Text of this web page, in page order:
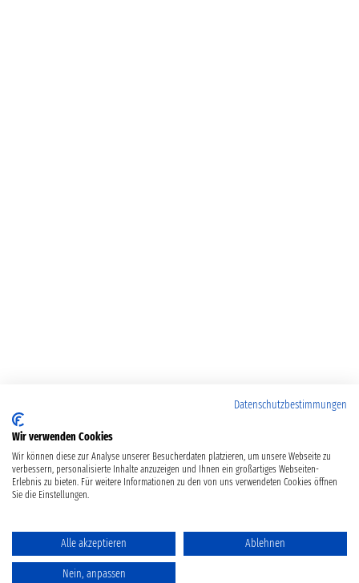
Datenschutzbestimmungen
Wir verwenden Cookies
Wir können diese zur Analyse unserer Besucherdaten platzieren, um unsere Webseite zu
verbessern, personalisierte Inhalte anzuzeigen und Ihnen ein großartiges Webseiten-
Erlebnis zu bieten. Für weitere Informationen zu den von uns verwendeten Cookies öffnen
Sie die Einstellungen.
Alle akzeptieren Ablehnen
Nein, anpassen